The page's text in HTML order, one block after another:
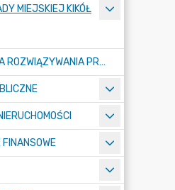
MIEJSKIEJ KIKÓŁ
GMINNA KOMISJA ROZWIĄZYWANIA PROBLEMÓW ALKOHOLOWYCH